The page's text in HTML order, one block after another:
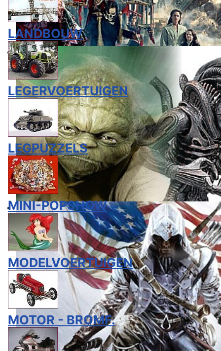
LANDBOUW
LEGERVOERTUIGEN
LEGPUZZELS
MINI-POPSHOW
MODELVOERTUIGEN
MOTOR - BROMF.